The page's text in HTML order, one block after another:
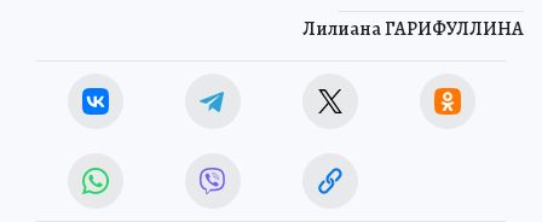
Лилиана ГАРИФУЛЛИНА